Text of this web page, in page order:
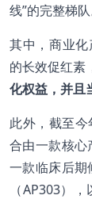
线”的完整梯队
其中，商业
的长效促红素
化权益，并且
此外，截至
合由一款核心
一款临床后期
（AP303）